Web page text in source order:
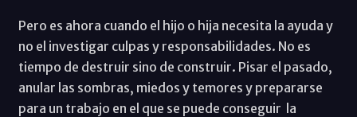
Pero es ahora cuando el hijo o hija necesita la ayuda y
no el investigar culpas y responsabilidades. No es
tiempo de destruir sino de construir. Pisar el pasado,
anular las sombras, miedos y temores y prepararse
para un trabajo en el que se puede conseguir la